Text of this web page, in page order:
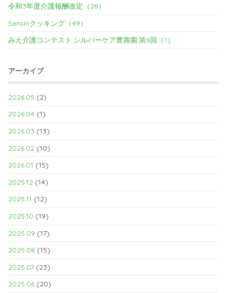
令和3年度介護報酬改定（28）
Sensinクッキング（49）
みえ介護コンテスト.シルバーケア豊壽園.第9回（1）
アーカイブ
2026.05 (2)
2026.04 (1)
2026.03 (13)
2026.02 (10)
2026.01 (15)
2025.12 (14)
2025.11 (12)
2025.10 (19)
2025.09 (17)
2025.08 (15)
2025.07 (23)
2025.06 (20)